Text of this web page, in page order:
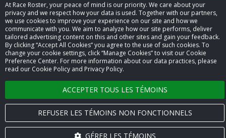
At Race Roster, your peace of mind is our priority. We care about your
privacy and we respect how your data is used. Together with our partners,
we use cookies to improve your experience on our site and how we
communicate with you. We aim to analyze how our site performs, deliver
tailored advertising content on this and other sites and gain your feedback.
By clicking “Accept All Cookies” you agree to the use of such cookies. To
change your cookie settings, click “Manage Cookies” to visit our Cookie
Preference Center. For more information about our data practices, please
read our Cookie Policy and Privacy Policy.
ACCEPTER TOUS LES TÉMOINS
REFUSER LES TÉMOINS NON FONCTIONNELS
GÉRER LES TÉMOINS
© 2026 Race Roster. Tous droits réservés.
Paramètres des témoins
Politique de confidentialité
Conditions générales
Nous joindre